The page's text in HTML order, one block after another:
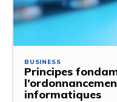
BUSINESS
Principes
informatiques